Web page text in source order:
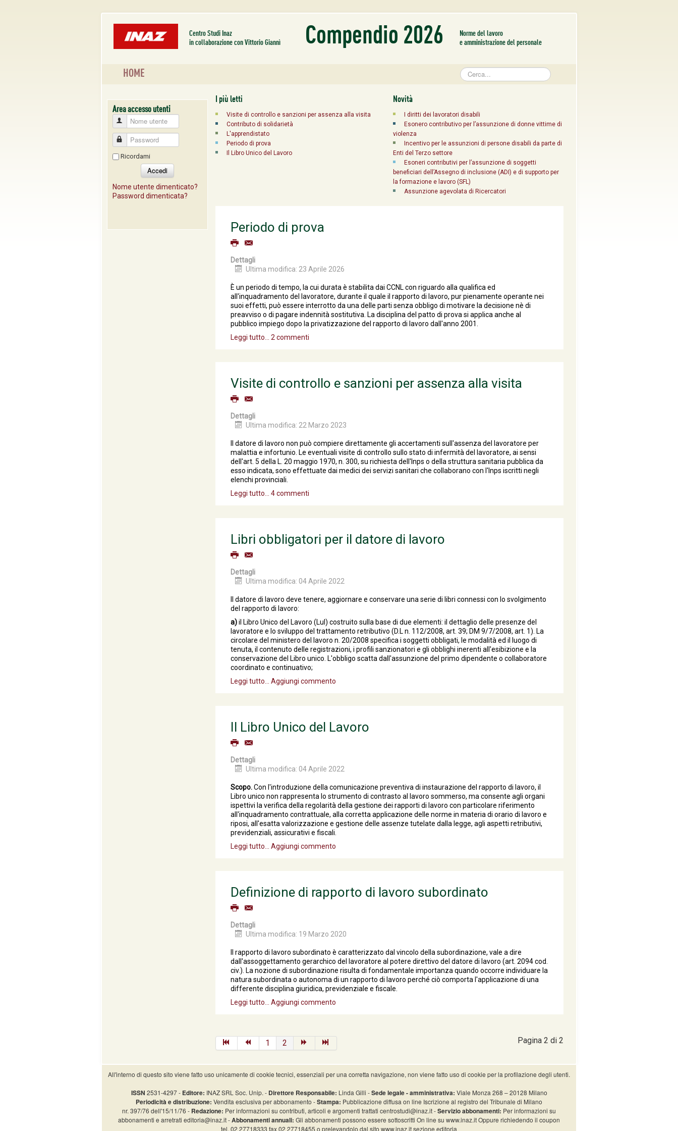
Centro Studi Inaz
in collaborazione con Vittorio Giannì
Compendio 2026
Norme del lavoro
e amministrazione del personale
HOME cerca...
Nome utente
Password
Ricordami
Accedi
Nome utente dimenticato?
Password dimenticata?
I più letti
Visite di controllo e sanzioni per assenza alla visita
Contributo di solidarietà
L'apprendistato
Periodo di prova
Il Libro Unico del Lavoro
Novità
I diritti dei lavoratori disabili
Esonero contributivo per l’assunzione di donne vittime di
violenza
Incentivo per le assunzioni di persone disabili da parte di
Enti del Terzo settore
Esoneri contributivi per l’assunzione di soggetti
beneficiari dell’Assegno di inclusione (ADI) e di supporto per
la formazione e lavoro (SFL)
Assunzione agevolata di Ricercatori
Periodo di prova
Dettagli
Ultima modifica: 23 Aprile 2026
È un periodo di tempo, la cui durata è stabilita dai CCNL con riguardo alla qualifica ed
all'inquadramento del lavoratore, durante il quale il rapporto di lavoro, pur pienamente operante nei
suoi effetti, può essere interrotto da una delle parti senza obbligo di motivare la decisione nè di
preavviso o di pagare indennità sostitutiva. La disciplina del patto di prova si applica anche al
pubblico impiego dopo la privatizzazione del rapporto di lavoro dall'anno 2001.
Leggi tutto...
2 commenti
Visite di controllo e sanzioni per assenza alla visita
Dettagli
Ultima modifica: 22 Marzo 2023
Il datore di lavoro non può compiere direttamente gli accertamenti sull'assenza del lavoratore per
malattia e infortunio. Le eventuali visite di controllo sullo stato di infermità del lavoratore, ai sensi
dell'art. 5 della L. 20 maggio 1970, n. 300, su richiesta dell'Inps o della struttura sanitaria pubblica da
esso indicata, sono effettuate dai medici dei servizi sanitari che collaborano con l'Inps iscritti negli
elenchi provinciali.
Leggi tutto...
4 commenti
Libri obbligatori per il datore di lavoro
Dettagli
Ultima modifica: 04 Aprile 2022
Il datore di lavoro deve tenere, aggiornare e conservare una serie di libri connessi con lo svolgimento
del rapporto di lavoro:
a)il Libro Unico del Lavoro (Lul) costruito sulla base di due elementi: il dettaglio delle presenze del
lavoratore e lo sviluppo del trattamento retributivo (D.L n. 112/2008, art. 39; DM 9/7/2008, art. 1). La
circolare del ministero del lavoro n. 20/2008 specifica i soggetti obbligati, le modalità ed il luogo di
tenuta, il contenuto delle registrazioni, i profili sanzionatori e gli obblighi inerenti all'esibizione e la
conservazione del Libro unico. L'obbligo scatta dall'assunzione del primo dipendente o collaboratore
coordinato e continuativo;
Leggi tutto...
Aggiungi commento
Il Libro Unico del Lavoro
Dettagli
Ultima modifica: 04 Aprile 2022
Scopo.Con l'introduzione della comunicazione preventiva di instaurazione del rapporto di lavoro, il
Libro unico non rappresenta lo strumento di contrasto al lavoro sommerso, ma consente agli organi
ispettivi la verifica della regolarità della gestione dei rapporti di lavoro con particolare riferimento
all'inquadramento contrattuale, alla corretta applicazione delle norme in materia di orario di lavoro e
riposi, all'esatta valorizzazione e gestione delle assenze tutelate dalla legge, agli aspetti retributivi,
previdenziali, assicurativi e fiscali.
Leggi tutto...
Aggiungi commento
Definizione di rapporto di lavoro subordinato
Dettagli
Ultima modifica: 19 Marzo 2020
Il rapporto di lavoro subordinato è caratterizzato dal vincolo della subordinazione, vale a dire
dall'assoggettamento gerarchico del lavoratore al potere direttivo del datore di lavoro (art. 2094 cod.
civ.). La nozione di subordinazione risulta di fondamentale importanza quando occorre individuare la
natura subordinata o autonoma di un rapporto di lavoro perché ciò comporta l'applicazione di una
differente disciplina giuridica, previdenziale e fiscale.
Leggi tutto...
Aggiungi commento
Pagina 2 di 2
1 2
All'interno di questo sito viene fatto uso unicamente di cookie tecnici, essenziali per una corretta navigazione, non viene fatto uso di cookie per la profilazione degli utenti.
ISSN 2531-4297 - Editore: INAZ SRL Soc. Unip. - Direttore Responsabile: Linda Gilli -Sede legale - amministrativa: Viale Monza 268 – 20128 Milano
Periodicità e distribuzione: Vendita esclusiva per abbonamento -Stampa: Pubblicazione diffusa on line Iscrizione al registro del Tribunale di Milano
nr. 397/76 dell'15/11/76 - Redazione: Per informazioni su contributi, articoli e argomenti trattati centrostudi@inaz.it -Servizio abbonamenti: Per informazioni su
abbonamenti e arretrati editoria@inaz.it -Abbonamenti annuali: Gli abbonamenti possono essere sottoscritti On line su www.inaz.it Oppure richiedendo il coupon
tel. 02 27718333 fax 02 27718455 o prelevandolo dal sito www.inaz.it sezione editoria